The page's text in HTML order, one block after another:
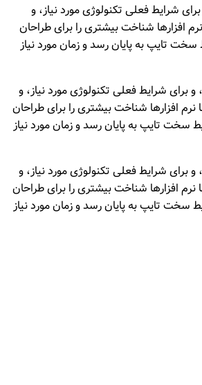
شرایط فعلی تکنولوژی مورد نیاز، و
افزارها شناخت بیشتری را برای طراحان
تایپ به پایان رسد و زمان مورد نیاز
شرایط فعلی تکنولوژی مورد نیاز، و
افزارها شناخت بیشتری را برای طراحان
سخت تایپ به پایان رسد و زمان مورد نیاز
شرایط فعلی تکنولوژی مورد نیاز، و
افزارها شناخت بیشتری را برای طراحان
سخت تایپ به پایان رسد و زمان مورد نیاز